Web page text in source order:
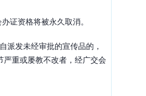
证资格将被永久取消。
派发未经审批的宣传品的，
严重或屡教不改者，经广交会